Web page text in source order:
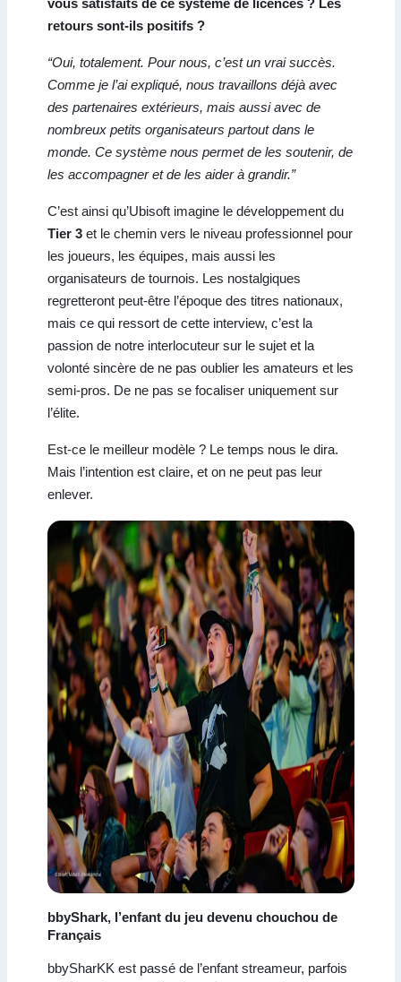
vous satisfaits de ce système de licences ? Les
retours sont-ils positifs ?
“Oui, totalement. Pour nous, c’est un vrai succès.
Comme je l’ai expliqué, nous travaillons déjà avec
des partenaires extérieurs, mais aussi avec de
nombreux petits organisateurs partout dans le
monde. Ce système nous permet de les soutenir, de
les accompagner et de les aider à grandir.”
C’est ainsi qu’Ubisoft imagine le développement du
Tier 3et le chemin vers le niveau professionnel pour
les joueurs, les équipes, mais aussi les
organisateurs de tournois. Les nostalgiques
regretteront peut-être l’époque des titres nationaux,
mais ce qui ressort de cette interview, c’est la
passion de notre interlocuteur sur le sujet et la
volonté sincère de ne pas oublier les amateurs et les
semi-pros. De ne pas se focaliser uniquement sur
l’élite.
Est-ce le meilleur modèle ? Le temps nous le dira.
Mais l’intention est claire, et on ne peut pas leur
enlever.
bbyShark, l’enfant du jeu devenu chouchou de
Français
bbySharKK est passé de l’enfant streameur, parfois